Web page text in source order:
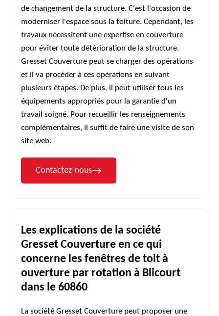
de changement de la structure. C'est l'occasion de
moderniser l'espace sous la toiture. Cependant, les
travaux nécessitent une expertise en couverture
pour éviter toute détérioration de la structure.
Gresset Couverture peut se charger des opérations
et il va procéder à ces opérations en suivant
plusieurs étapes. De plus, il peut utiliser tous les
équipements appropriés pour la garantie d'un
travail soigné. Pour recueillir les renseignements
complémentaires, il suffit de faire une visite de son
site web.
Contactez-nous
Les explications de la société
Gresset Couverture en ce qui
concerne les fenêtres de toit à
ouverture par rotation à Blicourt
dans le 60860
La société Gresset Couverture peut proposer une